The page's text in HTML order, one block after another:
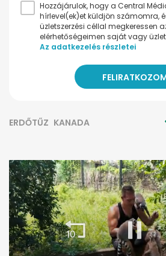
Hozzájárulok, hogy a Central
hírlevel(ek)et küldjön számomra,
üzletszerzési céllal megkeressen
elérhetőségeimen saját vagy
Az adatkezelés részletei
ERDŐTŰZ KANADA